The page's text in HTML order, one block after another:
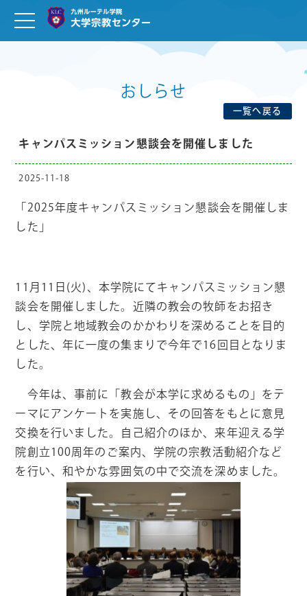
一覧へ戻る
おしらせ
キャンパスミッション懇談会を開催しました
2025-11-18
「2025年度キャンパスミッション懇談会を開催しま
した」
11月 11 日(火)、本学院にてキャンパスミッション懇
談会を開催しました。近隣の教会の牧師をお招き
し、学院と地域教会のかかわりを深めることを目的
とした、年に一度の集まりで今年で16回目となりま
した。
今年は、事前に「教会が本学に求めるもの」をテ
ーマにアンケートを実施し、その回答をもとに意見
交換を行いました。自己紹介のほか、来年迎える学
院創立100周年のご案内、学院の宗教活動紹介など
を行い、和やかな雰囲気の中で交流を深めました。